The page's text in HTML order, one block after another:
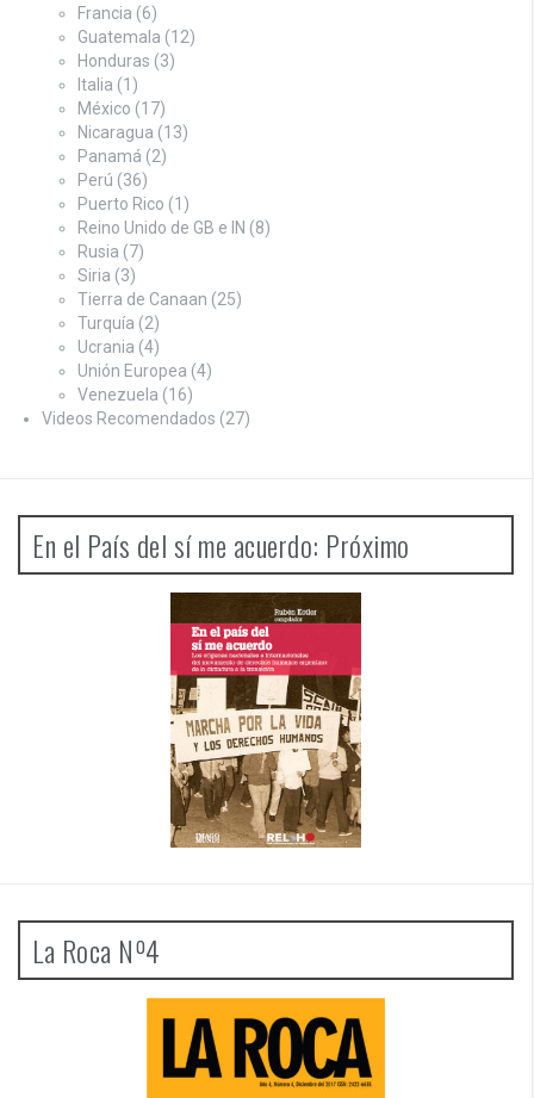
Francia (6)
Guatemala (12)
Honduras (3)
Italia (1)
México (17)
Nicaragua (13)
Panamá (2)
Perú (36)
Puerto Rico (1)
Reino Unido de GB e IN (8)
Rusia (7)
Siria (3)
Tierra de Canaan (25)
Turquía (2)
Ucrania (4)
Unión Europea (4)
Venezuela (16)
Videos Recomendados (27)
En el País del sí me acuerdo: Próximo
La Roca Nº4